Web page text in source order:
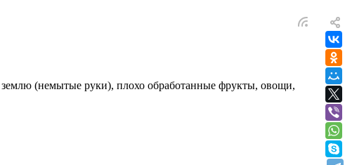
землю (немытые руки), плохо обработанные фрукты, овощи,